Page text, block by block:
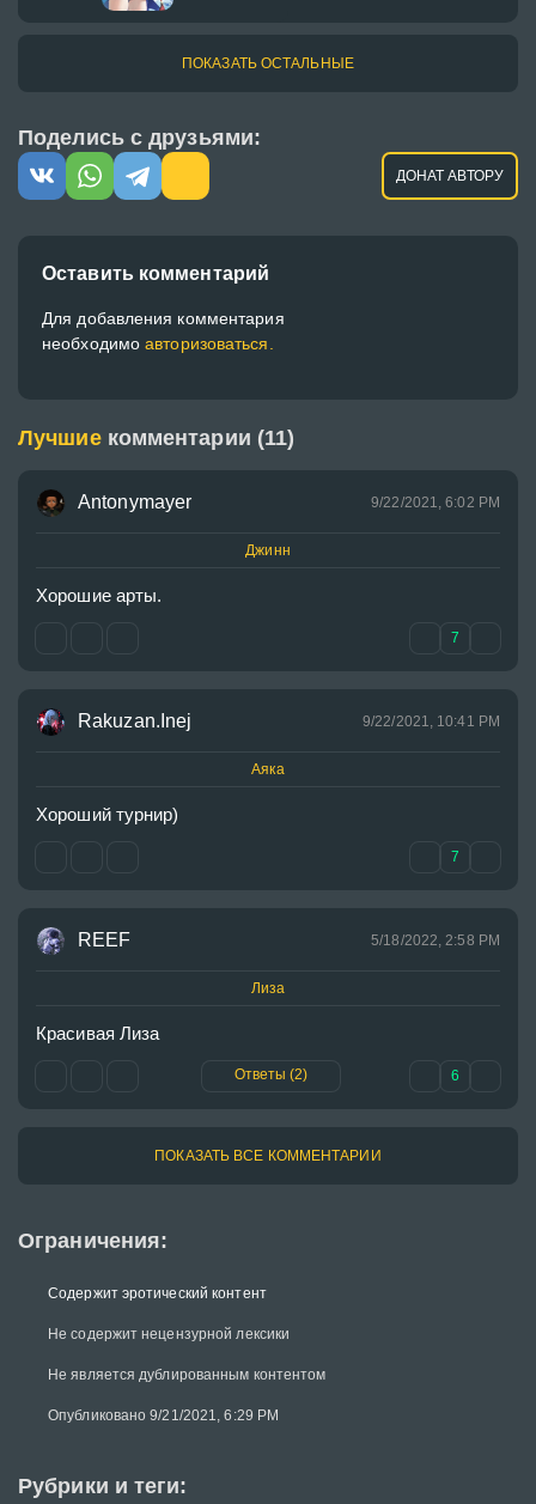
ПОКАЗАТЬ ОСТАЛЬНЫЕ
Поделись с друзьями:
ДОНАТ АВТОРУ
Ограничения:
Содержит эротический контент
Не содержит нецензурной лексики
Не является дублированным контентом
Опубликовано 9/21/2021, 6:29 PM
Рубрики и теги:
Оставить комментарий
Для добавления комментария
необходимоавторизоваться.
Лучшие комментарии (11)
Antonymayer 9/22/2021, 6:02 PM
Джинн
Хорошие арты.
7
Rakuzan.Inej 9/22/2021, 10:41 PM
Аяка
Хороший турнир)
7
REEF 5/18/2022, 2:58 PM
Лиза
Красивая Лиза
Ответы (2) 6
ПОКАЗАТЬ ВСЕ КОММЕНТАРИИ